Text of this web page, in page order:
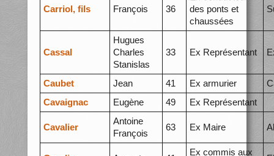
Carriol, fils François 36
des ponts et
chaussées
Cassal
Hugues
Charles
Stanislas
33 Ex Représentant
Caubet Jean 41 Ex armurier
Cavaignac
Eugène 49 Ex Représentant
Cavalier
Antoine
François
63 Ex Maire
Ex commis aux